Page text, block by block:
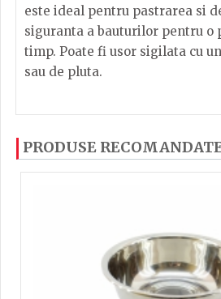
este ideal pentru pastrarea si
siguranta a bauturilor pentru o
timp. Poate fi usor sigilata cu
sau de pluta.
cu ajutorul steluțelor, și scrieți
a putea să scrieți părerea
PRODUSE